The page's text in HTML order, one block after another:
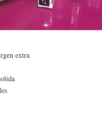
extra